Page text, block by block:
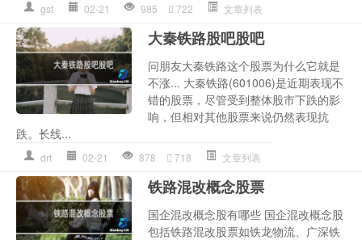
gst 02-21 985 722 文章列表
大秦铁路股吧股吧
问朋友大秦铁路这个股票为什么它就是
不涨... 大秦铁路(601006)是近期表现不
错的股票，尽管受到整体股市下跌的影
响，但相对其他股票来说仍然表现抗
跌。长线...
drt 02-21 878 718 文章列表
铁路混改概念股票
国企混改概念股有哪些 国企混改概念股
包括铁路混改股票如铁龙物流、广深铁